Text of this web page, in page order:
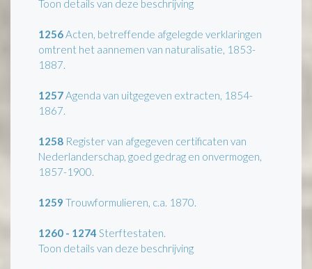
Toon details van deze beschrijving
1256Acten, betreffende afgelegde verklaringen
omtrent het aannemen van naturalisatie, 1853-
1887.
1257Agenda van uitgegeven extracten, 1854-
1867.
1258 Register van afgegeven certificaten van
Nederlanderschap, goed gedrag en onvermogen,
1857-1900.
1259 Trouwformulieren, c.a. 1870.
1260 - 1274 Sterftestaten.
Toon details van deze beschrijving